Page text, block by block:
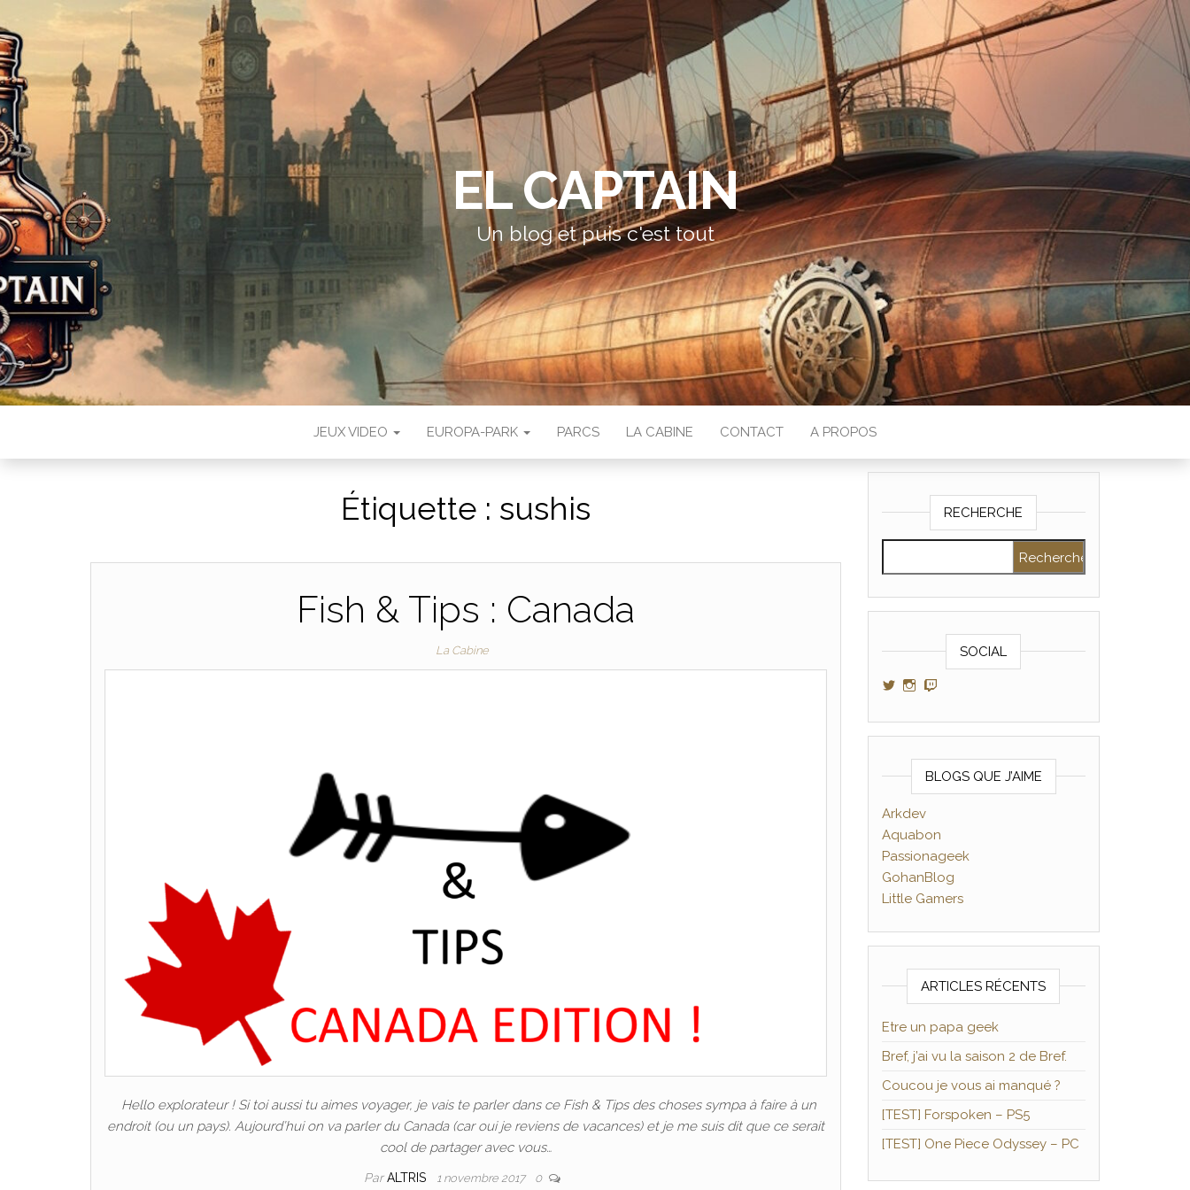
EL CAPTAIN
Un blog et puis c'est tout
JEUX VIDEO EUROPA-PARK PARCS LA CABINE CONTACT A PROPOS
Étiquette : sushis
Fish & Tips : Canada
La Cabine
Hello explorateur ! Si toi aussi tu aimes voyager, je vais te parler dans ce Fish & Tips des choses sympa à faire à un
endroit (ou un pays). Aujourd’hui on va parler du Canada (car oui je reviens de vacances) et je me suis dit que ce serait
cool de partager avec vous…
ParALTRIS 1 novembre 2017 0
RECHERCHE
SOCIAL
Voir le profil de GamerAltris sur Twitter
Voir le profil de GamerAltris sur Instagram
Voir le profil de Gameraltris sur Twitch
BLOGS QUE J’AIME
Arkdev
Aquabon
Passionageek
GohanBlog
Little Gamers
ARTICLES RÉCENTS
Etre un papa geek
Bref, j’ai vu la saison 2 de Bref.
Coucou je vous ai manqué ?
[TEST] Forspoken – PS5
[TEST] One Piece Odyssey – PC